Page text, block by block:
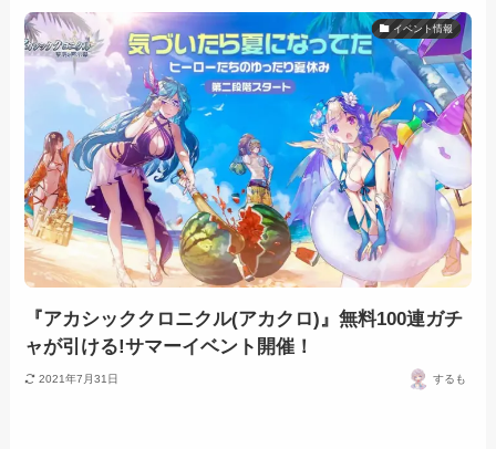
イベント情報
『アカシッククロニクル(アカクロ)』無料100連ガチ
ャが引ける!サマーイベント開催！
2021年7月31日 するも